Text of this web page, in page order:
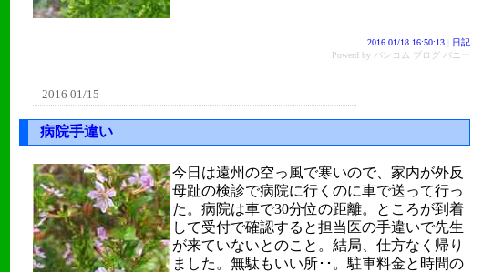
2016 01/18 16:50:13
日記
Powerd by バンコム ブログ バニー
2016 01/15
病院手違い
今日は遠州の空っ風で寒いので、家内が外反
母趾の検診で病院に行くのに車で送って行っ
た。病院は車で30分位の距離。ところが到着
して受付で確認すると担当医の手違いで先生
が来ていないとのこと。結局、仕方なく帰り
ました。無駄もいい所･･。駐車料金と時間の